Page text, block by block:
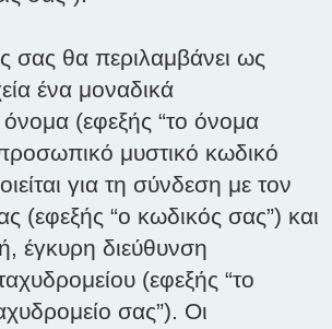
σας θα περιλαμβάνει ως
ένα μοναδικά
(εφεξής “το όνομα
μυστικό κωδικό
για τη σύνδεση με τον
(εφεξής “ο κωδικός σας”) και
έγκυρη διεύθυνση
(εφεξής “το
σας”). Οι